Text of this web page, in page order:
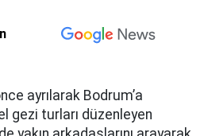
ayrılarak Bodrum’a
gezi turları düzenleyen